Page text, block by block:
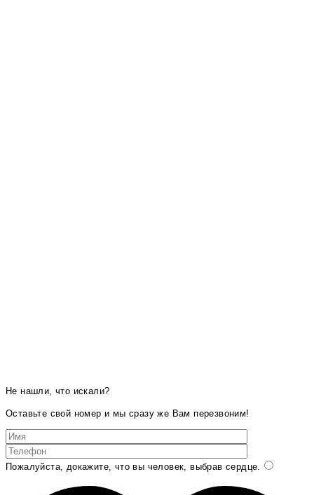
Не нашли, что искали?
Оставьте свой номер и мы сразу же Вам перезвоним!
Пожалуйста, докажите, что вы человек, выбрав сердце.